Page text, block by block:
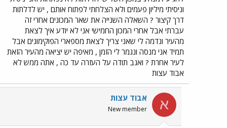
וניסיתי מיליון פעמים ולא הצלחתי לפתוח אותם , יש לדלתות
דרך קיצור ? השאלה השנייה את שאר המכונים אחרי זה
עברתי אבל אחרי המכון החמישי אני לא יודע איך לצאת
מהעיר ונדמה לי שאני צריך לצאת מספארי הפוקימונים אבל
תמיד אני מנסה ונגמר לי הזמן , מאיפה יש יציאה מהעיר הזאת
לעיר אחרת ? ואגב תודה על העזרה עד כה , אתה ממש לא
אבוד עצות
א אבוד עצות
New member